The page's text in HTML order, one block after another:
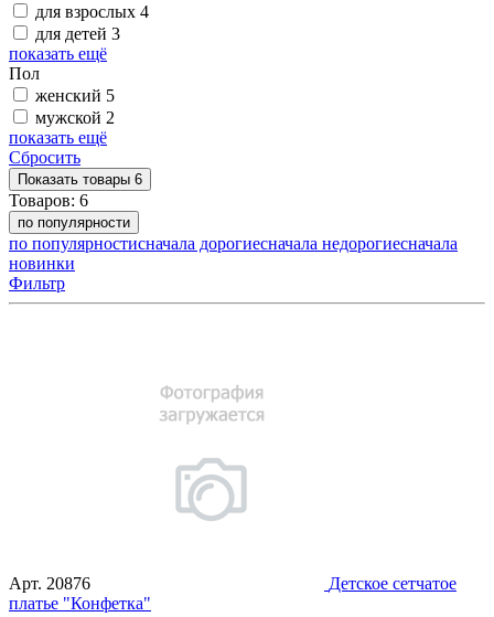
для взрослых 4
для детей 3
показать ещё
Пол
женский 5
мужской 2
показать ещё
Сбросить
Показать товары 6
Товаров: 6
по популярности
по популярностисначала дорогиесначала недорогиесначала
новинки
Фильтр
Арт. 20876
Детское сетчатое
платье "Конфетка"